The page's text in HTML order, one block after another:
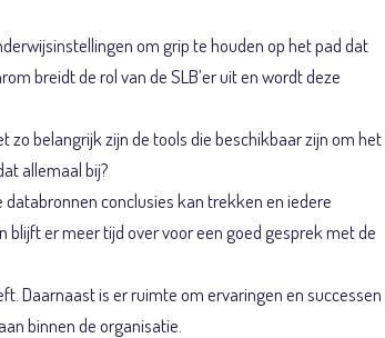
om grip te houden op het pad dat
breidt de rol van de SLB’er uit en wordt deze
zo belangrijk zijn de tools die beschikbaar zijn om het
allemaal bij?
databronnen conclusies kan trekken en iedere
er meer tijd over voor een goed gesprek met de
Daarnaast is er ruimte om ervaringen en successen
binnen de organisatie.